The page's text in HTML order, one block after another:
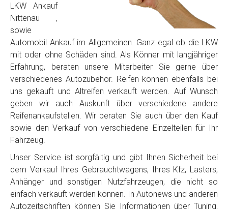
LKW Ankauf
Nittenau ,
sowie
Automobil Ankauf im Allgemeinen. Ganz egal ob die LKW
mit oder ohne Schäden sind. Als Könner mit langjähriger
Erfahrung, beraten unsere Mitarbeiter Sie gerne über
verschiedenes Autozubehör. Reifen können ebenfalls bei
uns gekauft und Altreifen verkauft werden. Auf Wunsch
geben wir auch Auskunft über verschiedene andere
Reifenankaufstellen. Wir beraten Sie auch über den Kauf
sowie den Verkauf von verschiedene Einzelteilen für Ihr
Fahrzeug.
Unser Service ist sorgfältig und gibt Ihnen Sicherheit bei
dem Verkauf Ihres Gebrauchtwagens, Ihres Kfz, Lasters,
Anhänger und sonstigen Nutzfahrzeugen, die nicht so
einfach verkauft werden können. In Autonews und anderen
Autozeitschriften können Sie Informationen über Tuning,